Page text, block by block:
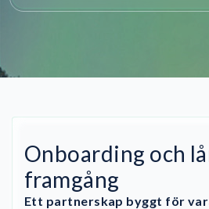
Onboarding och
framgång
Ett partnerskap byggt för